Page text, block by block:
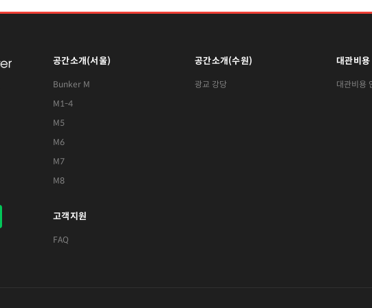
공간소개(서울)
Bunker M
M1-4
M5
M6
M7
M8
공간소개(수원)
광교 강당
대관비용
대관비용
고객지원
FAQ